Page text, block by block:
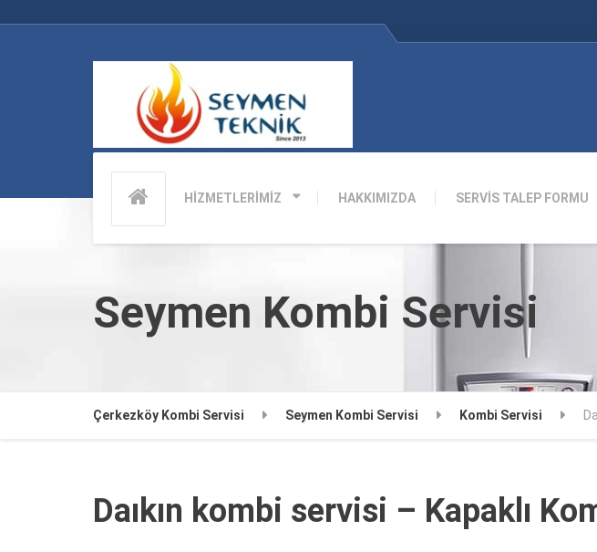
HİZMETLERİMİZ HAKKIMIZDA SERVİS TALEP FORMU
Seymen Kombi Servisi
Çerkezköy Kombi Servisi Seymen Kombi Servisi Kombi Servisi
Daıkın kombi servisi – Kapaklı